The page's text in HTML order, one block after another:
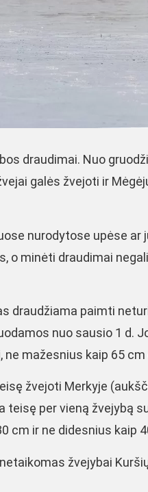
draudimai. Nuo
galės žvejoti ir
nurodytose upėse ar
o minėti draudimai
draudžiama paimti
nuo sausio 1 d.
mažesnius kaip 65 cm
žvejoti Merkyje
teisę per vieną žvejybą
cm ir ne didesnius kaip
žvejybai